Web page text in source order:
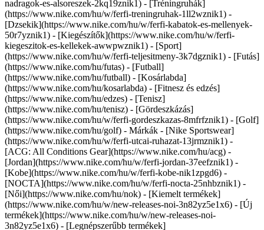
nadragok-es-alsoreszek-2kq19znik1) - [Tréningruhák]
(https://www.nike.com/hu/w/ferfi-treningruhak-1ll2wznik1) -
[Dzsekik](https://www.nike.com/hu/w/ferfi-kabatok-es-mellenyek-
50r7yznik1) - [Kiegészítők](https://www.nike.com/hu/w/ferfi-
kiegeszitok-es-kellekek-awwpwznik1) - [Sport]
(https://www.nike.com/hu/w/ferfi-teljesitmeny-3k7dgznik1) - [Futás]
(https://www.nike.com/hu/futas) - [Futball]
(https://www.nike.com/hu/futball) - [Kosárlabda]
(https://www.nike.com/hu/kosarlabda) - [Fitnesz és edzés]
(https://www.nike.com/hu/edzes) - [Tenisz]
(https://www.nike.com/hu/tenisz) - [Gördeszkázás]
(https://www.nike.com/hu/w/ferfi-gordeszkazas-8mfrfznik1) - [Golf]
(https://www.nike.com/hu/golf) - Márkák - [Nike Sportswear]
(https://www.nike.com/hu/w/ferfi-utcai-ruhazat-13jrmznik1) -
[ACG: All Conditions Gear](https://www.nike.com/hu/acg) -
[Jordan](https://www.nike.com/hu/w/ferfi-jordan-37eefznik1) -
[Kobe](https://www.nike.com/hu/w/ferfi-kobe-nik1zpgd6) -
[NOCTA](https://www.nike.com/hu/w/ferfi-nocta-25nhbznik1) -
[Női](https://www.nike.com/hu/nok) - [Kiemelt termékek]
(https://www.nike.com/hu/w/new-releases-noi-3n82yz5e1x6) - [Új
termékek](https://www.nike.com/hu/w/new-releases-noi-
3n82yz5e1x6) - [Legnépszerűbb termékek]